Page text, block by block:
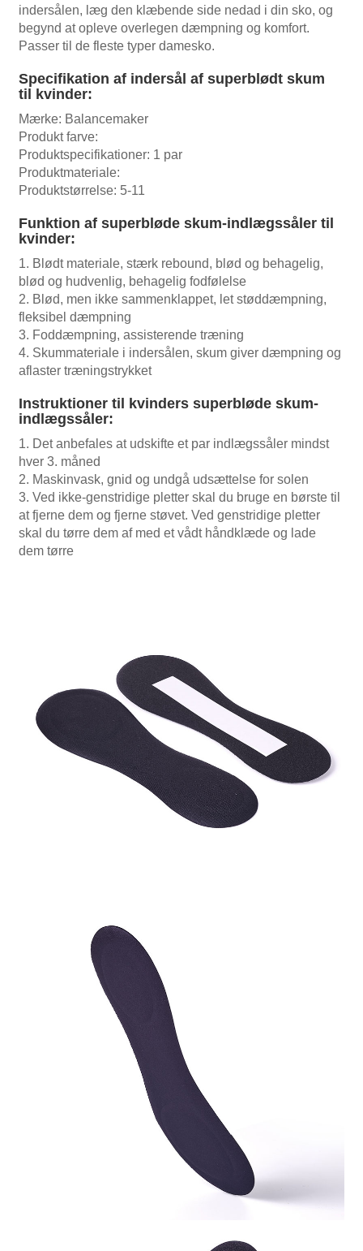
indersålen, læg den klæbende side nedad i din sko, og
begynd at opleve overlegen dæmpning og komfort.
Passer til de fleste typer damesko.
Specifikation af indersål af superblødt skum
til kvinder:
Mærke: Balancemaker
Produkt farve:
Produktspecifikationer: 1 par
Produktmateriale:
Produktstørrelse: 5-11
Funktion af superbløde skum-indlægssåler til
kvinder:
1. Blødt materiale, stærk rebound, blød og behagelig,
blød og hudvenlig, behagelig fodfølelse
2. Blød, men ikke sammenklappet, let støddæmpning,
fleksibel dæmpning
3. Foddæmpning, assisterende træning
4. Skummateriale i indersålen, skum giver dæmpning og
aflaster træningstrykket
Instruktioner til kvinders superbløde skum-
indlægssåler:
1. Det anbefales at udskifte et par indlægssåler mindst
hver 3. måned
2. Maskinvask, gnid og undgå udsættelse for solen
3. Ved ikke-genstridige pletter skal du bruge en børste til
at fjerne dem og fjerne støvet. Ved genstridige pletter
skal du tørre dem af med et vådt håndklæde og lade
dem tørre